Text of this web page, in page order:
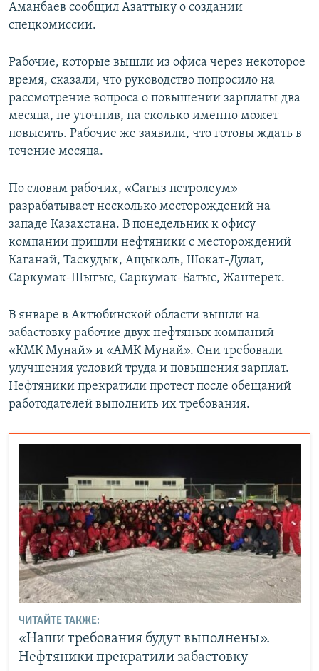
Аманбаев сообщил Азаттыку о создании
спецкомиссии.
Рабочие, которые вышли из офиса через некоторое
время, сказали, что руководство попросило на
рассмотрение вопроса о повышении зарплаты два
месяца, не уточнив, на сколько именно может
повысить. Рабочие же заявили, что готовы ждать в
течение месяца.
По словам рабочих, «Сагыз петролеум»
разрабатывает несколько месторождений на
западе Казахстана. В понедельник к офису
компании пришли нефтяники с месторождений
Каганай, Таскудык, Ащыколь, Шокат-Дулат,
Саркумак-Шыгыс, Саркумак-Батыс, Жантерек.
В январе в Актюбинской области вышли на
забастовку рабочие двух нефтяных компаний —
«КМК Мунай» и «АМК Мунай». Они требовали
улучшения условий труда и повышения зарплат.
Нефтяники прекратили протест после обещаний
работодателей выполнить их требования.
ЧИТАЙТЕ ТАКЖЕ:
«Наши требования будут выполнены».
Нефтяники прекратили забастовку